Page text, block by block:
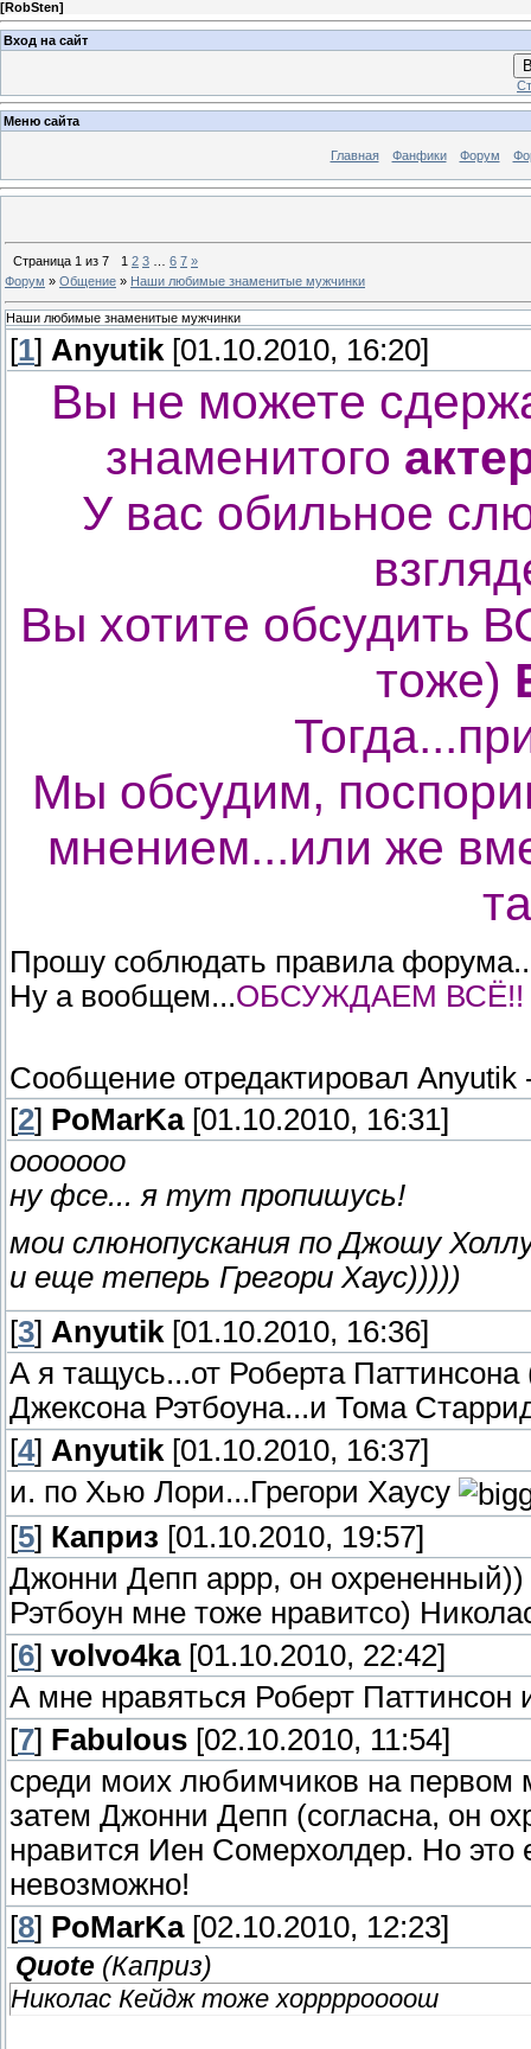
[RobSten]
Вход на сайт
Меню сайта
Главная Фанфики Форум
Страница 1 из 7 1 2 3 6 7 »
Форум » Общение » Наши любимые знаменитые мужчинки
Наши любимые знаменитые мужчинки
[1] Anyutik [01.10.2010, 16:20]
Вы не можете
знаменитого
У вас обильное
Вы хотите обсудить
тоже)
Мы обсудим,
мнением...или же
Прошу соблюдать правила
Ну а вообщем...ОБСУЖДАЕМ ВСЁ!!
Сообщение отредактировал Anyutik
[2] PoMarKa[01.10.2010, 16:31]
ооооооо
ну фсе... я тут пропишусь!
мои слюнопускания по Джошу
и еще теперь Грегори Хаус)))))
[3] Anyutik [01.10.2010, 16:36]
А я тащусь...от Роберта
Джексона Рэтбоуна...и Тома
[4] Anyutik [01.10.2010, 16:37]
и. по Хью Лори...Грегори Хаусу
[5] Каприз [01.10.2010, 19:57]
Джонни Депп аррр, он
Рэтбоун мне тоже нравитсо)
[6] volvo4ka[01.10.2010, 22:42]
А мне нравяться Роберт Паттинсон
[7] Fabulous [02.10.2010, 11:54]
среди моих любимчиков на первом
затем Джонни Депп (согласна, он
нравится Иен Сомерхолдер. Но это
невозможно!
[8] PoMarKa[02.10.2010, 12:23]
Quote (Каприз)
Николас Кейдж тоже хорррроооош